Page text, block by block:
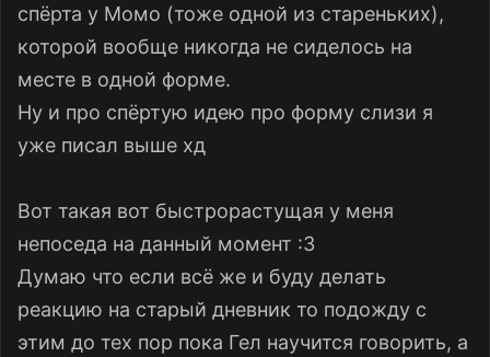
спёрта у Момо (тоже одной из стареньких),
которой вообще никогда не сиделось на
месте в одной форме.
Ну и про спёртую идею про форму слизи я
уже писал выше хд
Вот такая вот быстрорастущая у меня
непоседа на данный момент :3
Думаю что если всё же и буду делать
реакцию на старый дневник то подожду с
этим до тех пор пока Гел научится говорить, а